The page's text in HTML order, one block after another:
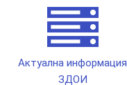
Актуална информация
ЗДОИ